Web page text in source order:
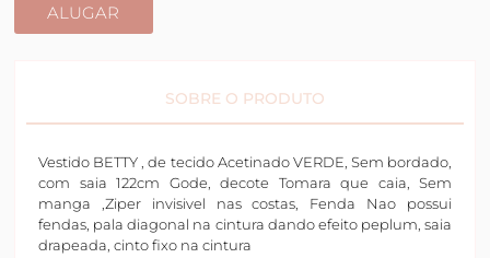
ALUGAR
SOBRE O PRODUTO
Vestido BETTY , de tecido Acetinado VERDE, Sem bordado,
com saia 122cm Gode, decote Tomara que caia, Sem
manga ,Ziper invisivel nas costas, Fenda Nao possui
fendas, pala diagonal na cintura dando efeito peplum, saia
drapeada, cinto fixo na cintura